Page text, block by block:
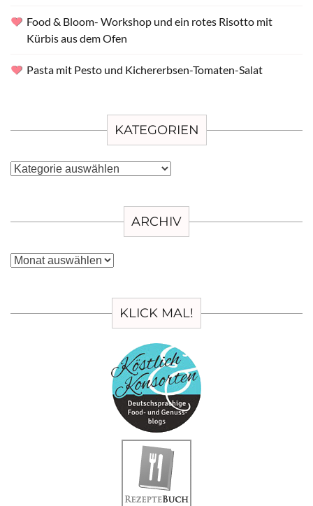
Food & Bloom- Workshop und ein rotes Risotto mit
Kürbis aus dem Ofen
Pasta mit Pesto und Kichererbsen-Tomaten-Salat
KATEGORIEN
Kategorien
ARCHIV
Archiv
KLICK MAL!